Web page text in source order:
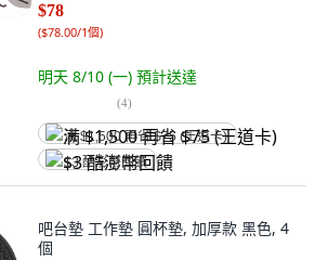
$78
($78.00/1個)
明天 8/10 (一) 預計送達
(4)
满 $1,500 再省 $75 (王道卡)
$3 酷澎幣回饋
吧台墊 工作墊 圓杯墊, 加厚款 黑色, 4
個